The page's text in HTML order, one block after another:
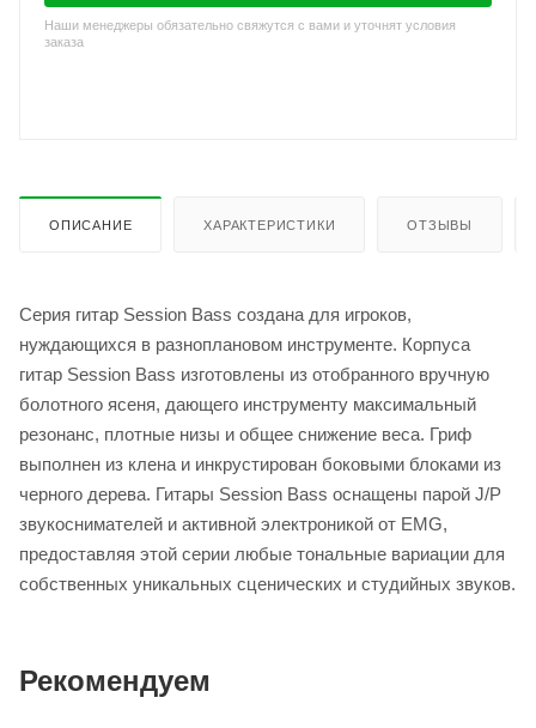
Наши менеджеры обязательно свяжутся с вами и уточнят условия
заказа
ОПИСАНИЕ ХАРАКТЕРИСТИКИ ОТЗЫВЫ
Серия гитар Session Bass создана для игроков,
нуждающихся в разноплановом инструменте. Корпуса
гитар Session Bass изготовлены из отобранного вручную
болотного ясеня, дающего инструменту максимальный
резонанс, плотные низы и общее снижение веса. Гриф
выполнен из клена и инкрустирован боковыми блоками из
черного дерева. Гитары Session Bass оснащены парой J/P
звукоснимателей и активной электроникой от EMG,
предоставляя этой серии любые тональные вариации для
собственных уникальных сценических и студийных звуков.
Рекомендуем